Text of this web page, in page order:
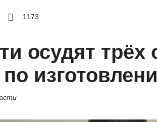
1173
осудят трёх